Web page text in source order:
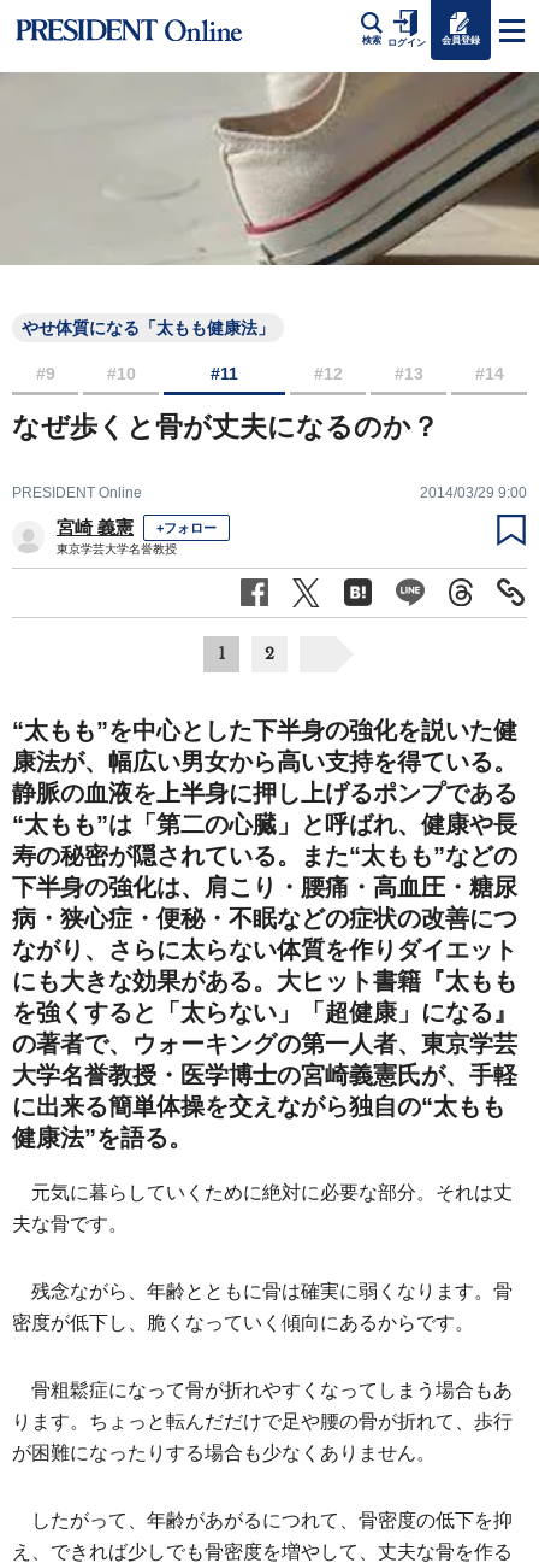
検索 ログイン 会員登録
やせ体質になる「太もも健康法」
#9 #10 #11 #12 #13 #14
なぜ歩くと骨が丈夫になるのか？
PRESIDENT Online 2014/03/29 9:00
宮崎 義憲 +フォロー
東京学芸大学名誉教授
1 2
“太もも”を中心とした下半身の強化を説いた健
康法が、幅広い男女から高い支持を得ている。
静脈の血液を上半身に押し上げるポンプである
“太もも”は「第二の心臓」と呼ばれ、健康や長
寿の秘密が隠されている。また“太もも”などの
下半身の強化は、肩こり・腰痛・高血圧・糖尿
病・狭心症・便秘・不眠などの症状の改善につ
ながり、さらに太らない体質を作りダイエット
にも大きな効果がある。大ヒット書籍『太もも
を強くすると「太らない」「超健康」になる』
の著者で、ウォーキングの第一人者、東京学芸
大学名誉教授・医学博士の宮崎義憲氏が、手軽
に出来る簡単体操を交えながら独自の“太もも
健康法”を語る。
元気に暮らしていくために絶対に必要な部分。それは丈
夫な骨です。
残念ながら、年齢とともに骨は確実に弱くなります。骨
密度が低下し、脆くなっていく傾向にあるからです。
骨粗鬆症になって骨が折れやすくなってしまう場合もあ
ります。ちょっと転んだだけで足や腰の骨が折れて、歩行
が困難になったりする場合も少なくありません。
したがって、年齢があがるにつれて、骨密度の低下を抑
え、できれば少しでも骨密度を増やして、丈夫な骨を作る